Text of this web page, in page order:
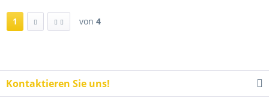
1 von 4
Kontaktieren Sie uns!